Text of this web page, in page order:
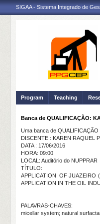
SIGAA - Sistema Integrado de
Program Teaching
Banca de QUALIFICAÇÃO:
Uma banca de
DISCENTE : KAREN RAQUEL
DATA : 17/06/2016
HORA: 09:00
LOCAL: Auditório do NUPPRAR
TÍTULO:
APPLICATION OF JUAZEIRO
APPLICATION IN THE OIL
PALAVRAS-CHAVES:
micellar system; natural